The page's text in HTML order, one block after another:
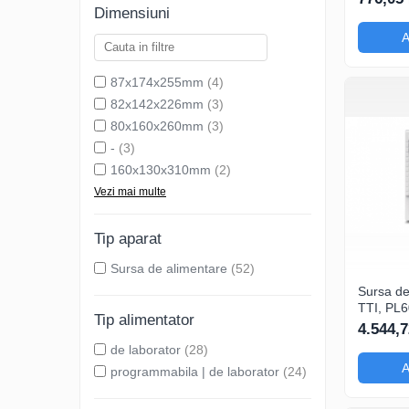
Dimensiuni
87x174x255mm (4)
82x142x226mm (3)
80x160x260mm (3)
- (3)
160x130x310mm (2)
Vezi mai multe
Tip aparat
Sursa de alimentare (52)
Tip alimentator
de laborator (28)
programmabila | de laborator (24)
Setare
Sursa
TTI,
canale,
Interval